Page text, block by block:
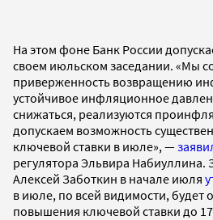
На этом фоне Банк России
своем июльском заседании. «Мы
приверженность возвращению
устойчивое инфляционное
снижаться, реализуются
допускаем возможность
ключевой ставки в июле», —
регулятора Эльвира Набиуллина.
Алексей Заботкин в начале июля
в июле, по всей видимости, будет
повышения ключевой ставки до